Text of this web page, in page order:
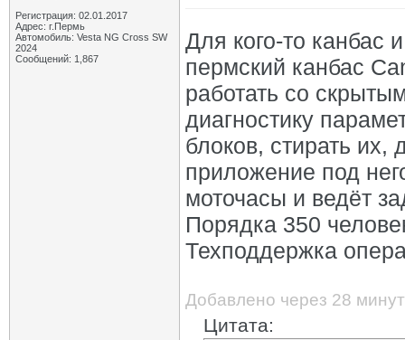
Регистрация: 02.01.2017
Адрес: г.Пермь
Автомобиль: Vesta NG Cross SW
2024
Сообщений: 1,867
Для кого-то канбас
пермский канбас
работать со
диагностику
блоков, стирать
приложение под
моточасы и ведёт
Порядка 350
Техподдержка
Добавлено через 28 минут
Цитата: